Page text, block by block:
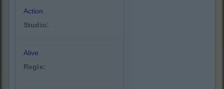
Action
Studio:
Alive
Regie: